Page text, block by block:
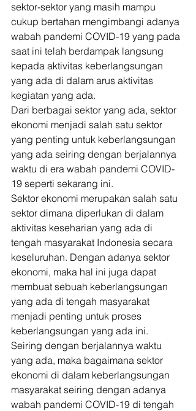
sektor-sektor yang masih mampu
cukup bertahan mengimbangi adanya
wabah pandemi COVID-19 yang pada
saat ini telah berdampak langsung
kepada aktivitas keberlangsungan
yang ada di dalam arus aktivitas
kegiatan yang ada.
Dari berbagai sektor yang ada, sektor
ekonomi menjadi salah satu sektor
yang penting untuk keberlangsungan
yang ada seiring dengan berjalannya
waktu di era wabah pandemi COVID-
19 seperti sekarang ini.
Sektor ekonomi merupakan salah satu
sektor dimana diperlukan di dalam
aktivitas keseharian yang ada di
tengah masyarakat Indonesia secara
keseluruhan. Dengan adanya sektor
ekonomi, maka hal ini juga dapat
membuat sebuah keberlangsungan
yang ada di tengah masyarakat
menjadi penting untuk proses
keberlangsungan yang ada ini.
Seiring dengan berjalannya waktu
yang ada, maka bagaimana sektor
ekonomi di dalam keberlangsungan
masyarakat seiring dengan adanya
wabah pandemi COVID-19 di tengah